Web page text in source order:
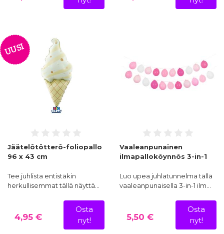
UUSI
Jäätelötötterö-foliopallo
96 x 43 cm
Tee juhlista entistäkin
herkullisemmat tällä näyttä…
4,95 €
Osta
nyt!
Vaaleanpunainen
ilmapalloköynnös 3-in-1
Luo upea juhlatunnelma tällä
vaaleanpunaisella 3-in-1 ilm…
5,50 €
Osta
nyt!